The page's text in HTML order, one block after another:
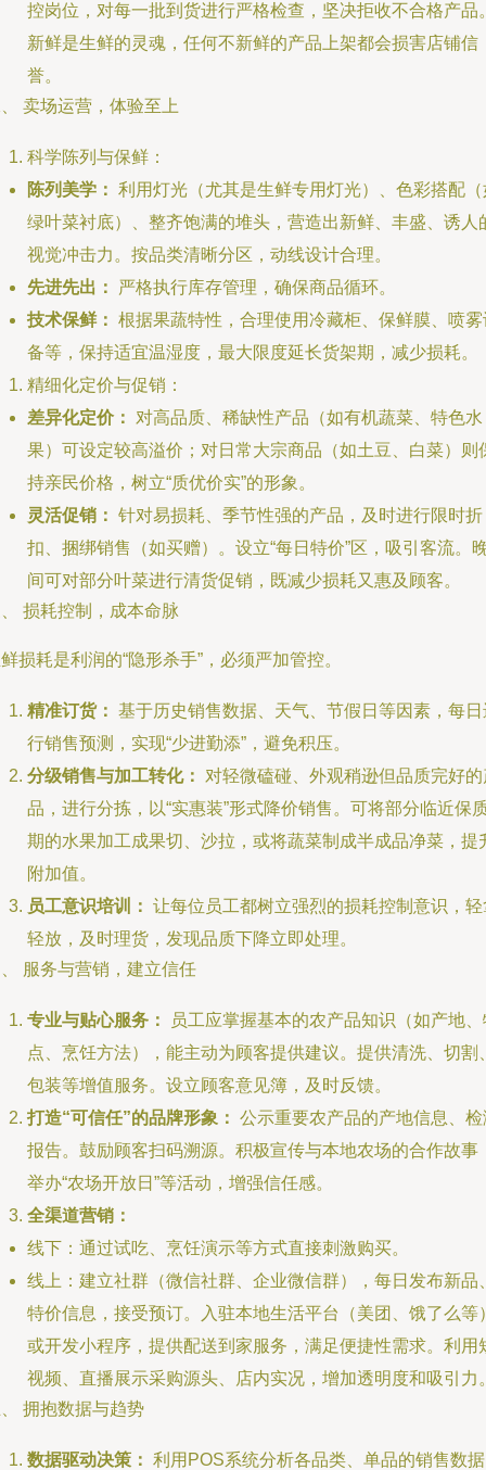
控岗位，对每一批到货进行严格检查，坚决拒收不合格产品
新鲜是生鲜的灵魂，任何不新鲜的产品上架都会损害店铺信
誉。
卖场运营，体验至上
科学陈列与保鲜：
陈列美学： 利用灯光（尤其是生鲜专用灯光）、色彩搭配（
绿叶菜衬底）、整齐饱满的堆头，营造出新鲜、丰盛、诱人
视觉冲击力。按品类清晰分区，动线设计合理。
先进先出：
严格执行库存管理，确保商品循环。
技术保鲜： 根据果蔬特性，合理使用冷藏柜、保鲜膜、喷雾
备等，保持适宜温湿度，最大限度延长货架期，减少损耗。
精细化定价与促销：
差异化定价：
对高品质、稀缺性产品（如有机蔬菜、特色水
果）可设定较高溢价；对日常大宗商品（如土豆、白菜）则
持亲民价格，树立“质优价实”的形象。
灵活促销： 针对易损耗、季节性强的产品，及时进行限时折
扣、捆绑销售（如买赠）。设立“每日特价”区，吸引客流。
间可对部分叶菜进行清货促销，既减少损耗又惠及顾客。
损耗控制，成本命脉
损耗是利润的“隐形杀手”，必须严加管控。
精准订货： 基于历史销售数据、天气、节假日等因素，每日
行销售预测，实现“少进勤添”，避免积压。
分级销售与加工转化：
对轻微磕碰、外观稍逊但品质完好的
品，进行分拣，以“实惠装”形式降价销售。可将部分临近保
期的水果加工成果切、沙拉，或将蔬菜制成半成品净菜，提
附加值。
员工意识培训： 让每位员工都树立强烈的损耗控制意识，轻
轻放，及时理货，发现品质下降立即处理。
服务与营销，建立信任
专业与贴心服务：
员工应掌握基本的农产品知识（如产地、
点、烹饪方法），能主动为顾客提供建议。提供清洗、切割
包装等增值服务。设立顾客意见簿，及时反馈。
打造“可信任”的品牌形象： 公示重要农产品的产地信息、检
报告。鼓励顾客扫码溯源。积极宣传与本地农场的合作故事
举办“农场开放日”等活动，增强信任感。
全渠道营销：
线下：通过试吃、烹饪演示等方式直接刺激购买。
线上：建立社群（微信社群、企业微信群），每日发布新品
特价信息，接受预订。入驻本地生活平台（美团、饿了么等
或开发小程序，提供配送到家服务，满足便捷性需求。利用
视频、直播展示采购源头、店内实况，增加透明度和吸引力
拥抱数据与趋势
数据驱动决策： 利用POS系统分析各品类、单品的销售数